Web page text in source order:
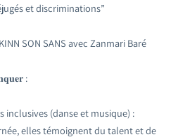
et discriminations”
SON SANS avec Zanmari Baré
:
inclusives (danse et musique) :
elles témoignent du talent et de